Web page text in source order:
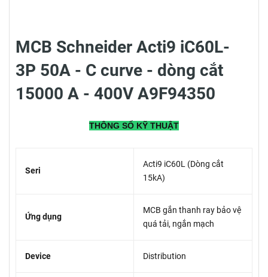
MCB Schneider Acti9 iC60L-
3P 50A - C curve - dòng cắt
15000 A - 400V A9F94350
THÔNG SỐ KỸ THUẬT
Seri
Acti9 iC60L (Dòng cắt
15kA)
Ứng dụng
MCB gắn thanh ray bảo vệ
quá tải, ngắn mạch
Device Distribution